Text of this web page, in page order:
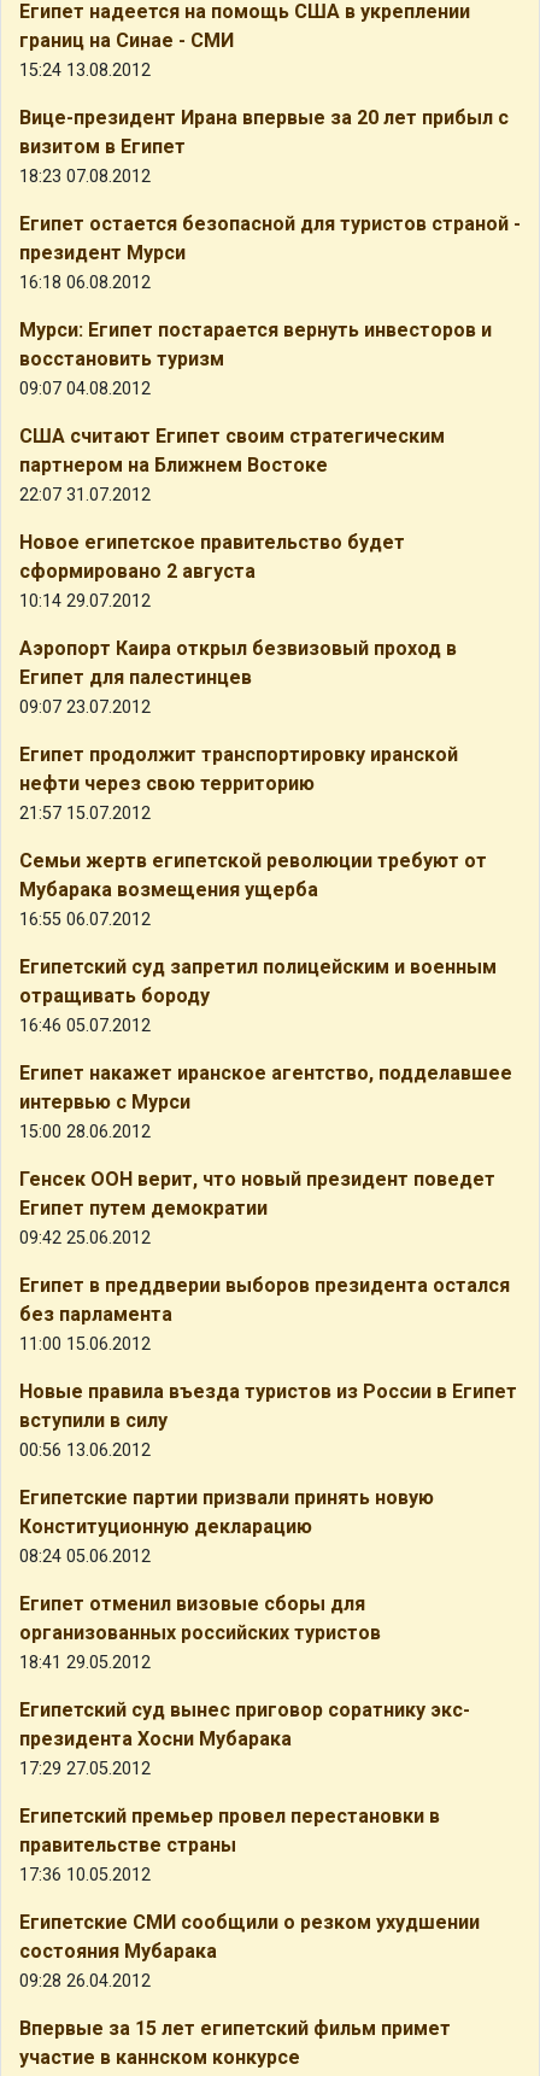
Египет надеется на помощь США в укреплении
границ на Синае - СМИ
15:24 13.08.2012
Вице-президент Ирана впервые за 20 лет прибыл с
визитом в Египет
18:23 07.08.2012
Египет остается безопасной для туристов страной -
президент Мурси
16:18 06.08.2012
Мурси: Египет постарается вернуть инвесторов и
восстановить туризм
09:07 04.08.2012
США считают Египет своим стратегическим
партнером на Ближнем Востоке
22:07 31.07.2012
Новое египетское правительство будет
сформировано 2 августа
10:14 29.07.2012
Аэропорт Каира открыл безвизовый проход в
Египет для палестинцев
09:07 23.07.2012
Египет продолжит транспортировку иранской
нефти через свою территорию
21:57 15.07.2012
Семьи жертв египетской революции требуют от
Мубарака возмещения ущерба
16:55 06.07.2012
Египетский суд запретил полицейским и военным
отращивать бороду
16:46 05.07.2012
Египет накажет иранское агентство, подделавшее
интервью с Мурси
15:00 28.06.2012
Генсек ООН верит, что новый президент поведет
Египет путем демократии
09:42 25.06.2012
Египет в преддверии выборов президента остался
без парламента
11:00 15.06.2012
Новые правила въезда туристов из России в Египет
вступили в силу
00:56 13.06.2012
Египетские партии призвали принять новую
Конституционную декларацию
08:24 05.06.2012
Египет отменил визовые сборы для
организованных российских туристов
18:41 29.05.2012
Египетский суд вынес приговор соратнику экс-
президента Хосни Мубарака
17:29 27.05.2012
Египетский премьер провел перестановки в
правительстве страны
17:36 10.05.2012
Египетские СМИ сообщили о резком ухудшении
состояния Мубарака
09:28 26.04.2012
Впервые за 15 лет египетский фильм примет
участие в каннском конкурсе